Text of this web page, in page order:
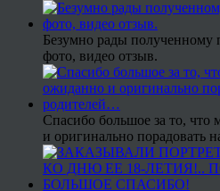
Безумно рады полученному
фото, видео отзыв.
Спасибо большое за то,
и оригинально порадовать